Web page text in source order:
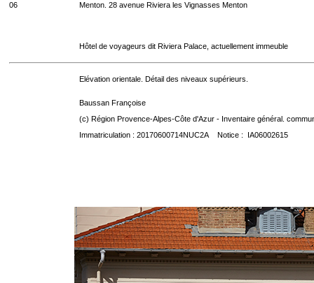
06 Menton. 28 avenue Riviera les Vignasses Menton
Hôtel de voyageurs dit Riviera Palace, actuellement immeuble
Elévation orientale. Détail des niveaux supérieurs.
Baussan Françoise
(c) Région Provence-Alpes-Côte d'Azur - Inventaire général.
Immatriculation : 20170600714NUC2A Notice : IA06002615